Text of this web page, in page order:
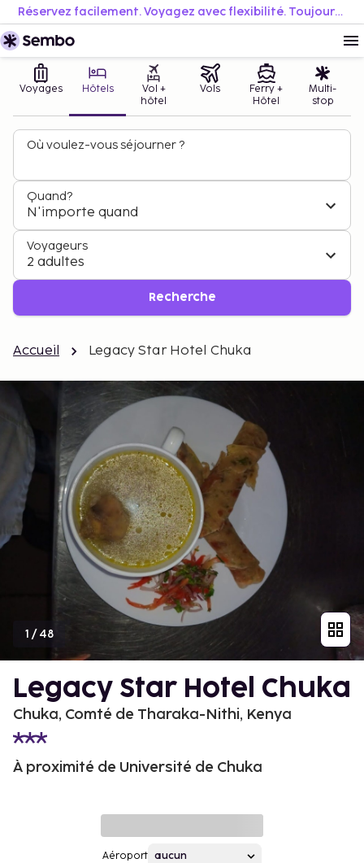
Réservez facilement. Voyagez avec flexibilité. Toujours au meilleur prix.
Voyages Hôtels
Vol +
hôtel
Vols
Ferry +
Hôtel
Multi-
stop
Où voulez-vous séjourner ?
Quand?
N'importe quand
Voyageurs
2 adultes
Recherche
Accueil Legacy Star Hotel Chuka
1 /48
Legacy Star Hotel Chuka
Chuka, Comté de Tharaka-Nithi, Kenya
À proximité de Université de Chuka
Aéroport